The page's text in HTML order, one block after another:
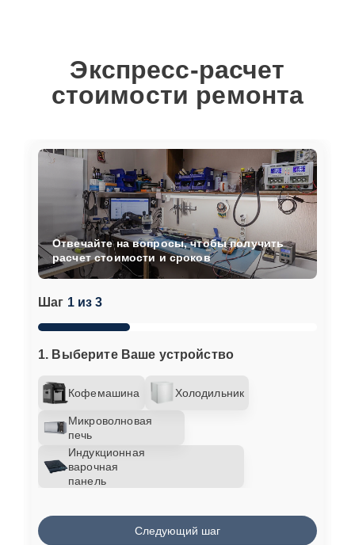
Экспресс-расчет
стоимости ремонта
Шаг 1 из 3
1. Выберите Ваше устройство
Кофемашина Холодильник
Микроволновая
печь
Индукционная
варочная
панель
Отвечайте на вопросы, чтобы получить
расчет стоимости и сроков
Следующий шаг